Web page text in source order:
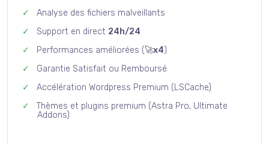
Analyse des fichiers malveillants
Support en direct 24h/24
Performances améliorées (🚀x4)
Garantie Satisfait ou Remboursé
Accélération Wordpress Premium (LSCache)
Thèmes et plugins premium (Astra Pro, Ultimate
Addons)